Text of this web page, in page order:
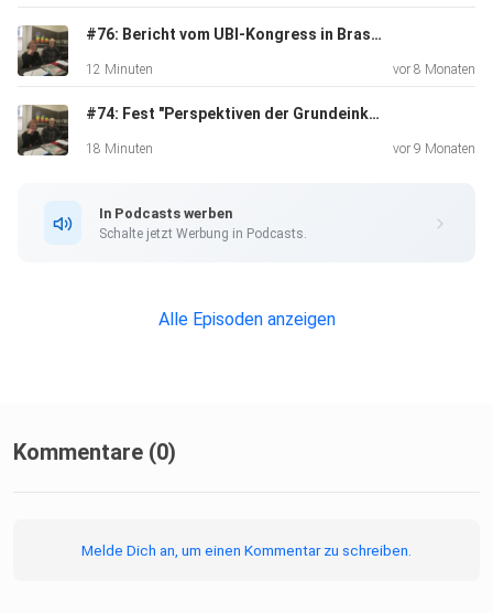
das Programm nun dauerhaft fortgeführt.
Einführung für 2026 angekündigt.
#76: Bericht vom UBI-Kongress in Brasilien
12 Minuten vor 8 Monaten
#74: Fest "Perspektiven der Grundeinkommensbewegung - 20 Jahre Grundeinkommenskongress" (4/5)
18 Minuten vor 9 Monaten
In Podcasts werben
Schalte jetzt Werbung in Podcasts.
Alle Episoden anzeigen
Kommentare (0)
Melde Dich an, um einen Kommentar zu schreiben.